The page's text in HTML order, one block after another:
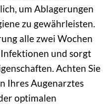
um Ablagerungen
zu gewährleisten.
alle zwei Wochen
und sorgt
Achten Sie
Ihres Augenarztes
optimalen